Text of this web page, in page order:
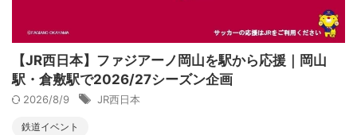
【JR西日本】ファジアーノ岡山を駅から応援｜岡山
駅・倉敷駅で2026/27シーズン企画
2026/8/9 JR西日本
鉄道イベント